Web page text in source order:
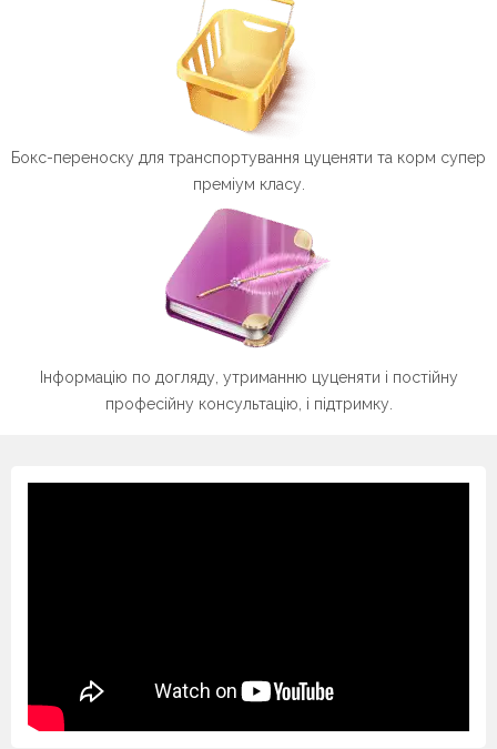
Бокс-переноску для транспортування цуценяти та корм супер
преміум класу.
Інформацію по догляду, утриманню цуценяти і постійну
професійну консультацію, і підтримку.